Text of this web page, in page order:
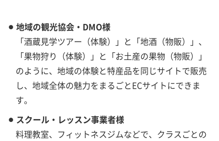
⚫︎ 地域の観光協会・DMO様
「酒蔵見学ツアー（体験）」と「地酒（物販）」、
「果物狩り（体験）」と「お土産の果物（物販）」
のように、地域の体験と特産品を同じサイトで販売
し、地域全体の魅力をまるごとECサイトにできま
す。
⚫︎ スクール・レッスン事業者様
料理教室、フィットネスジムなどで、クラスごとの